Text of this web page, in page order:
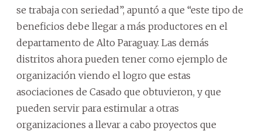
se trabaja con seriedad”, apuntó a que “este tipo de
beneficios debe llegar a más productores en el
departamento de Alto Paraguay. Las demás
distritos ahora pueden tener como ejemplo de
organización viendo el logro que estas
asociaciones de Casado que obtuvieron, y que
pueden servir para estimular a otras
organizaciones a llevar a cabo proyectos que